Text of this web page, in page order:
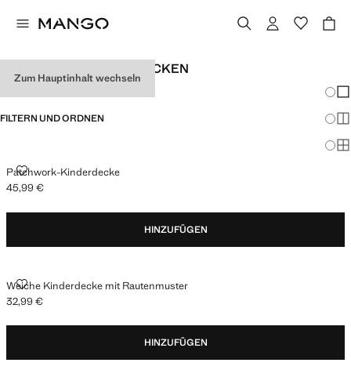
Zum Hauptinhalt wechseln
GESTRICKTE KINDERDECKEN
FILTERN UND ORDNEN
Patchwork-Kinderdecke
PATCHWORK-KINDERDECKE
Aktueller Preis [45,99 € ]
45,99 €
HINZUFÜGEN
Weiche Kinderdecke mit Rautenmuster
WEICHE KINDERDECKE MIT RAUTENMUSTER
Aktueller Preis [32,99 € ]
32,99 €
HINZUFÜGEN